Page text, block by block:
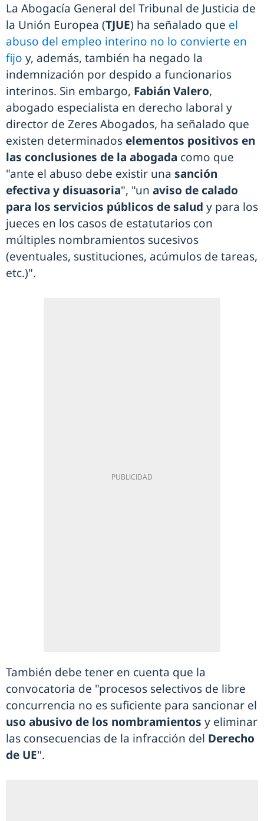
La Abogacía General del Tribunal de Justicia de
la Unión Europea (TJUE) ha señalado que el
abuso del empleo interino no lo convierte en
fijo y, además, también ha negado la
indemnización por despido a funcionarios
interinos. Sin embargo, Fabián Valero,
abogado especialista en derecho laboral y
director de Zeres Abogados, ha señalado que
existen determinados elementos positivos en
las conclusiones de la abogada como que
"ante el abuso debe existir una sanción
efectiva y disuasoria", "un aviso de calado
para los servicios públicos de salud y para los
jueces en los casos de estatutarios con
múltiples nombramientos sucesivos
(eventuales, sustituciones, acúmulos de tareas,
etc.)".
También debe tener en cuenta que la
convocatoria de "procesos selectivos de libre
concurrencia no es suficiente para sancionar el
uso abusivo de los nombramientos y eliminar
las consecuencias de la infracción del Derecho
de UE".